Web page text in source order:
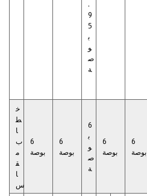
.
9
5
ب
و
ص
ة
خ
ط
ا
ب
م
ق
ا
س
6
بوصة
6
بوصة
6
ب
و
ص
ة
6
بوصة
6
بوصة